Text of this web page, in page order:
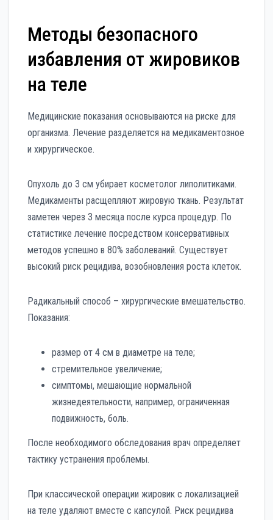
Методы безопасного
избавления от жировиков
на теле
Медицинские показания основываются на риске для
организма. Лечение разделяется на медикаментозное
и хирургическое.
Опухоль до 3 см убирает косметолог липолитиками.
Медикаменты расщепляют жировую ткань. Результат
заметен через 3 месяца после курса процедур. По
статистике лечение посредством консервативных
методов успешно в 80% заболеваний. Существует
высокий риск рецидива, возобновления роста клеток.
Радикальный способ – хирургические вмешательство.
Показания:
размер от 4 см в диаметре на теле;
стремительное увеличение;
симптомы, мешающие нормальной
жизнедеятельности, например, ограниченная
подвижность, боль.
После необходимого обследования врач определяет
тактику устранения проблемы.
При классической операции жировик с локализацией
на теле удаляют вместе с капсулой. Риск рецидива